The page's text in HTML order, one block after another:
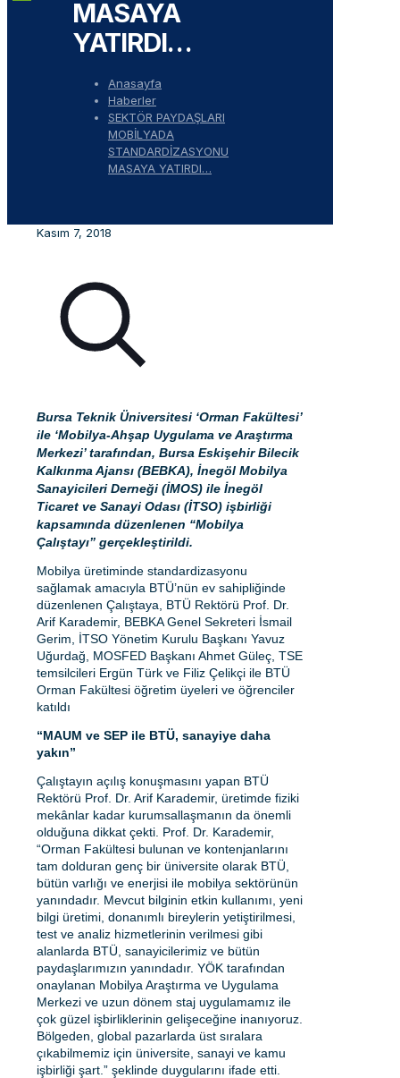
MASAYA
YATIRDI…
Anasayfa
Haberler
SEKTÖR PAYDAŞLARI
MOBİLYADA
STANDARDİZASYONU
MASAYA YATIRDI…
Kasım 7, 2018
Bursa Teknik Üniversitesi ‘Orman Fakültesi’
ile ‘Mobilya-Ahşap Uygulama ve Araştırma
Merkezi’ tarafından, Bursa Eskişehir Bilecik
Kalkınma Ajansı (BEBKA), İnegöl Mobilya
Sanayicileri Derneği (İMOS) ile İnegöl
Ticaret ve Sanayi Odası (İTSO) işbirliği
kapsamında düzenlenen “Mobilya
Çalıştayı” gerçekleştirildi.
Mobilya üretiminde standardizasyonu
sağlamak amacıyla BTÜ’nün ev sahipliğinde
düzenlenen Çalıştaya, BTÜ Rektörü Prof. Dr.
Arif Karademir, BEBKA Genel Sekreteri İsmail
Gerim, İTSO Yönetim Kurulu Başkanı Yavuz
Uğurdağ, MOSFED Başkanı Ahmet Güleç, TSE
temsilcileri Ergün Türk ve Filiz Çelikçi ile BTÜ
Orman Fakültesi öğretim üyeleri ve öğrenciler
katıldı
“MAUM ve SEP ile BTÜ, sanayiye daha
yakın”
Çalıştayın açılış konuşmasını yapan BTÜ
Rektörü Prof. Dr. Arif Karademir, üretimde fiziki
mekânlar kadar kurumsallaşmanın da önemli
olduğuna dikkat çekti. Prof. Dr. Karademir,
“Orman Fakültesi bulunan ve kontenjanlarını
tam dolduran genç bir üniversite olarak BTÜ,
bütün varlığı ve enerjisi ile mobilya sektörünün
yanındadır. Mevcut bilginin etkin kullanımı, yeni
bilgi üretimi, donanımlı bireylerin yetiştirilmesi,
test ve analiz hizmetlerinin verilmesi gibi
alanlarda BTÜ, sanayicilerimiz ve bütün
paydaşlarımızın yanındadır. YÖK tarafından
onaylanan Mobilya Araştırma ve Uygulama
Merkezi ve uzun dönem staj uygulamamız ile
çok güzel işbirliklerinin gelişeceğine inanıyoruz.
Bölgeden, global pazarlarda üst sıralara
çıkabilmemiz için üniversite, sanayi ve kamu
işbirliği şart.” şeklinde duygularını ifade etti.